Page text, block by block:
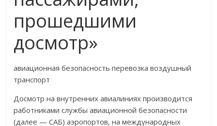
прошедшими
досмотр»
авиационная безопасность перевозка воздушный
транспорт
Досмотр на внутренних авиалиниях производится
работниками службы авиационной безопасности
(далее — САБ) аэропортов, на международных